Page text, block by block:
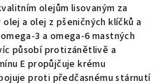
olejům lisovaným za
a olej z pšeničných klíčků a
3 a omega-6 mastných
působí protizánětlivě a
E propůjčuje krému
proti předčasnému stárnutí